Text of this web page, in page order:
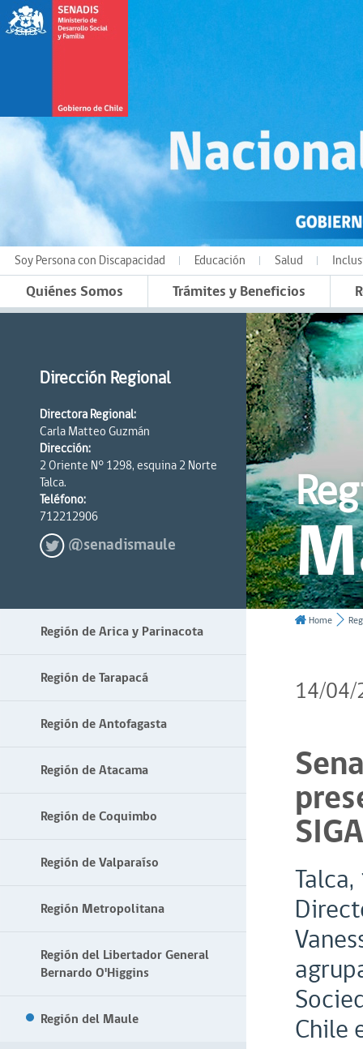
Soy Persona con Discapacidad Educación Salud
Quiénes Somos Trámites y Beneficios
Dirección Regional
Directora Regional:
Carla Matteo Guzmán
Dirección:
2 Oriente N° 1298, esquina 2 Norte
Talca.
Teléfono:
712212906
@senadismaule
Región de Arica y Parinacota
Región de Tarapacá
Región de Antofagasta
Región de Atacama
Región de Coquimbo
Región de Valparaíso
Región Metropolitana
Región del Libertador General
Bernardo O'Higgins
Región del Maule
Home
14/
Chile